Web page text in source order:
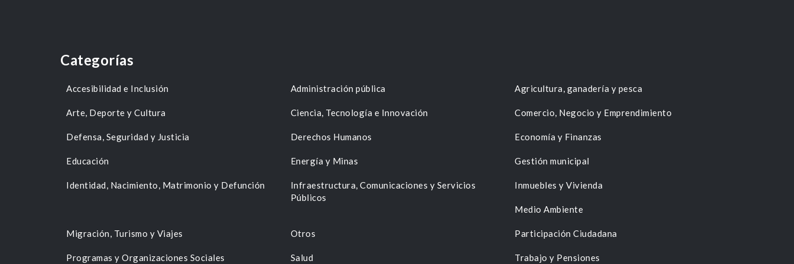
Categorías
Accesibilidad e Inclusión Administración pública Agricultura, ganadería y pesca
Arte, Deporte y Cultura Ciencia, Tecnología e Innovación Comercio, Negocio y Emprendimiento
Defensa, Seguridad y Justicia Derechos Humanos Economía y Finanzas
Educación Energía y Minas Gestión municipal
Identidad, Nacimiento, Matrimonio y Defunción
Infraestructura, Comunicaciones y Servicios
Públicos
Inmuebles y Vivienda
Medio Ambiente
Migración, Turismo y Viajes Otros Participación Ciudadana
Programas y Organizaciones Sociales Salud Trabajo y Pensiones